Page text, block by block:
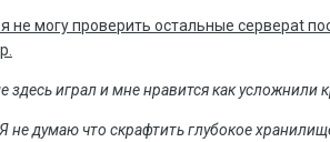
не могу проверить остальные сервераt
здесь играл и мне нравится как усложнили
не думаю что скрафтить глубокое